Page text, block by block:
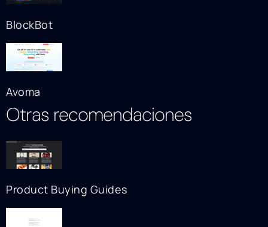
BlockBot
Avoma
Otras recomendaciones
Product Buying Guides